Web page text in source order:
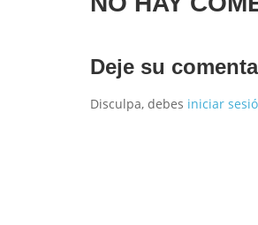
Deje su
Disculpa, debes iniciar